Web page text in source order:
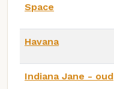
Space
Havana
Indiana Jane - oud